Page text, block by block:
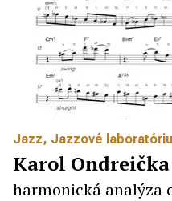
Jazz, Jazzové
Karol Ondreička
harmonická analýza